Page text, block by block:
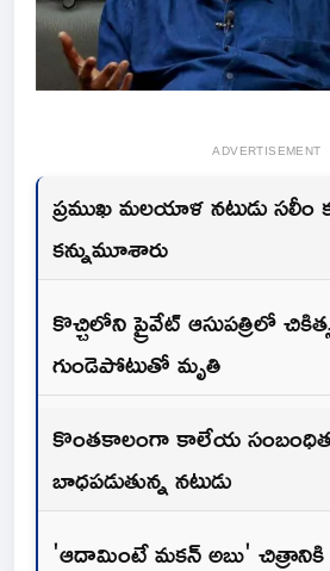
ADVERTISEMENT
ప్రముఖ మలయాళ నటుడు సలీం
కన్నుమూశారు
కొచ్చిలోని ప్రైవేట్ ఆసుపత్రిలో
గుండెపోటుతో మృతి
కొంతకాలంగా కాలేయ
బాధపడుతున్న నటుడు
'ఆదామింటే మకన్ అబు'